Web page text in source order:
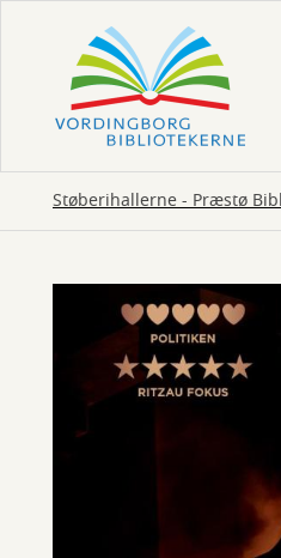
hovedindhold
Støberihallerne - Præstø